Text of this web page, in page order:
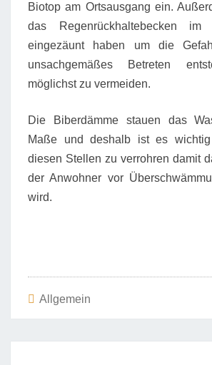
Biotop am Ortsausgang ein.
das Regenrückhaltebecken im
eingezäunt haben um die
unsachgemäßes Betreten
möglichst zu vermeiden.
Die Biberdämme stauen das
Maße und deshalb ist es
diesen Stellen zu verrohren damit
der Anwohner vor
wird.
Allgemein